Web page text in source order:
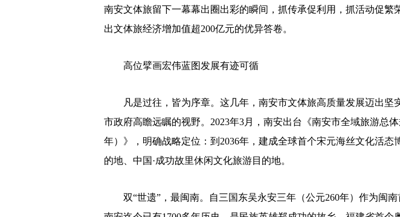
南安文体旅留下一幕幕出圈出彩的瞬间，抓传承促利用，抓活动促繁
出文体旅经济增加值超200亿元的优异答卷。
高位擘画宏伟蓝图发展有迹可循
凡是过往，皆为序章。这几年，南安市文体旅高质量发展迈出坚
市政府高瞻远瞩的视野。2023年3月，南安出台《南安市全域旅游总体
年）》，明确战略定位：到2036年，建成全球首个宋元海丝文化活态
的地、中国·成功故里休闲文化旅游目的地。
双“世遗”，最闽南。自三国东吴永安三年（公元260年）作为闽南